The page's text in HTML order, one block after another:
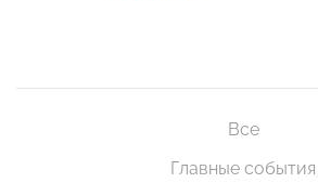
Все
Главные события